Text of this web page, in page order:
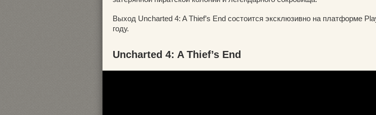
Выход Uncharted 4: A Thief’s End состоится эксклюзивно на платформе
году.
Uncharted 4: A Thief’s End